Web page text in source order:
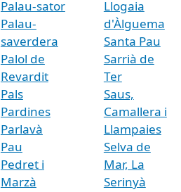
Palau-sator
Palau-
saverdera
Palol de
Revardit
Pals
Pardines
Parlavà
Pau
Pedret i
Marzà
Llogaia
d'Àlguema
Santa Pau
Sarrià de
Ter
Saus,
Camallera i
Llampaies
Selva de
Mar, La
Serinyà